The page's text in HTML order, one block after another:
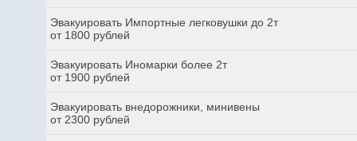
Эвакуировать Импортные легковушки до 2т
от 1800 рублей
Эвакуировать Иномарки более 2т
от 1900 рублей
Эвакуировать внедорожники, минивены
от 2300 рублей